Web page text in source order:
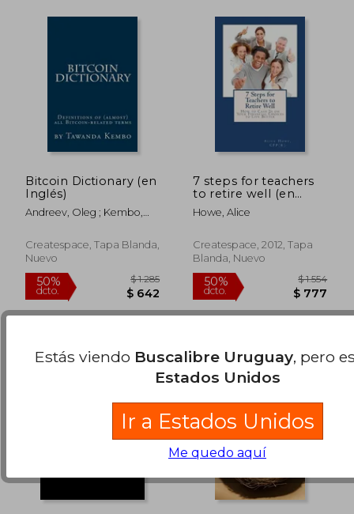
dcto. $ 1.446 dcto.
Bitcoin Dictionary (en
Inglés)
Andreev, Oleg ; Kembo,
Createspace, Tapa Blanda,
Nuevo
7 steps for teachers
to retire well (en
Inglés)
Howe, Alice
Createspace, 2012, Tapa
Blanda, Nuevo
Estás viendo Buscalibre Uruguay, pero
Estados Unidos
Ir a Estados Unidos
Me quedo aquí